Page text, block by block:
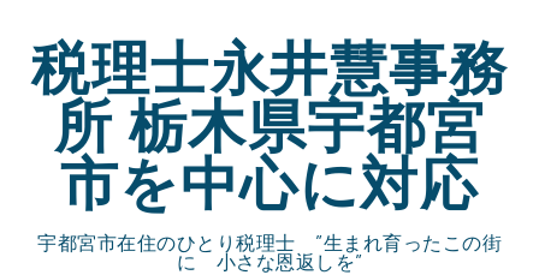
content
税理士永井慧事務
所 栃木県宇都宮
市を中心に対応
宇都宮市在住のひとり税理士 ”生まれ育ったこの街
に 小さな恩返しを”